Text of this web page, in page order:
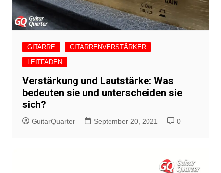
GITARRE
GITARRENVERSTÄRKER
LEITFADEN
Verstärkung und Lautstärke: Was
bedeuten sie und unterscheiden sie
sich?
GuitarQuarter September 20, 2021 0